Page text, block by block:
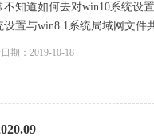
不知道如何去对win10系统设
设置与win8.1系统局域网文件
期：2019-10-18